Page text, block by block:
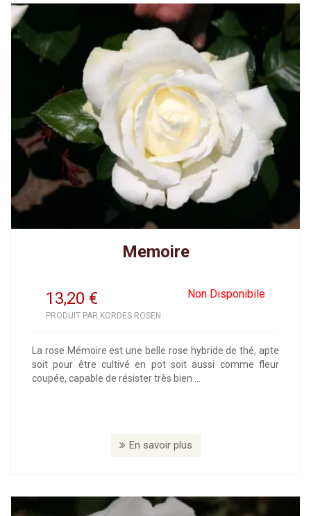
Memoire
13,20 Non Disponibile
€
PRODUIT PAR KORDES ROSEN
La rose Mémoire est une belle rose hybride de thé, apte
soit pour être cultivé en pot soit aussi comme fleur
coupée, capable de résister très bien ...
En savoir plus